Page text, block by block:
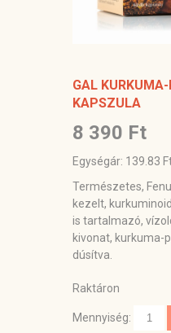
GAL
KAPSZULA
8 390 Ft
Egységár: 139.83
Természetes,
kezelt,
is tartalmazó,
kivonat, kurkuma-
dúsítva.
Raktáron
Mennyiség: